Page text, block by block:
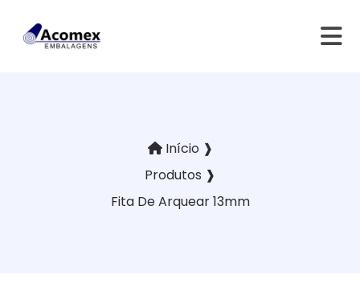
Início ❱
Produtos ❱
Fita De Arquear 13mm